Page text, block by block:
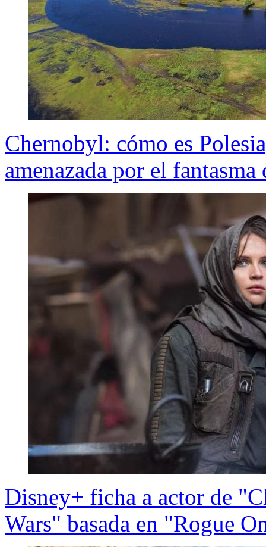
Chernobyl: cómo es
amenazada por el
Disney+ ficha a actor de
Wars" basada en "Rogue